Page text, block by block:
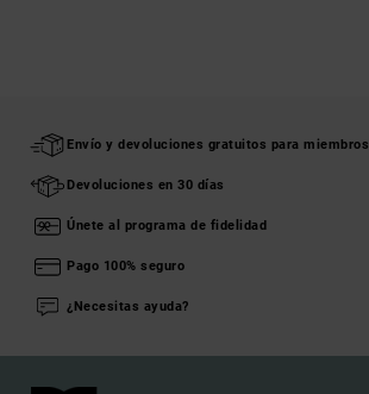
Envío y devoluciones gratuitos para miembros
Devoluciones en 30 días
Únete al programa de fidelidad
Pago 100% seguro
¿Necesitas ayuda?